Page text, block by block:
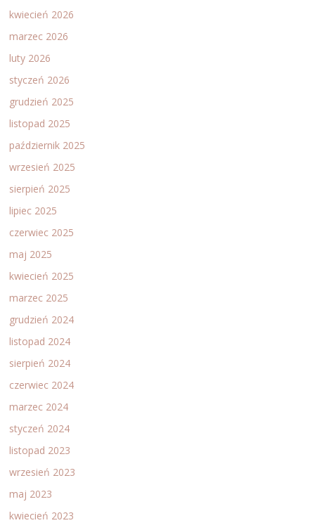
kwiecień 2026
marzec 2026
luty 2026
styczeń 2026
grudzień 2025
listopad 2025
październik 2025
wrzesień 2025
sierpień 2025
lipiec 2025
czerwiec 2025
maj 2025
kwiecień 2025
marzec 2025
grudzień 2024
listopad 2024
sierpień 2024
czerwiec 2024
marzec 2024
styczeń 2024
listopad 2023
wrzesień 2023
maj 2023
kwiecień 2023